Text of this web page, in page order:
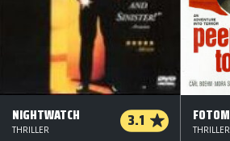
NIGHTWATCH 3.1
THRILLER THRILLER